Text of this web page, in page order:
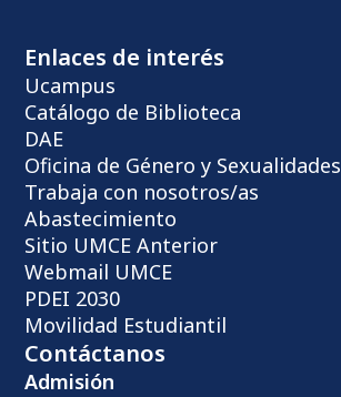
Enlaces de interés
Ucampus
Catálogo de Biblioteca
DAE
Oficina de Género y Sexualidades
Trabaja con nosotros/as
Abastecimiento
Sitio UMCE Anterior
Webmail UMCE
PDEI 2030
Movilidad Estudiantil
Contáctanos
Admisión